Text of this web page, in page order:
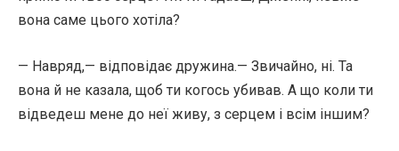
вона саме цього хотіла?
— Навряд,— відповідає дружина.— Звичайно, ні. Та
вона й не казала, щоб ти когось убивав. А що коли ти
відведеш мене до неї живу, з серцем і всім іншим?